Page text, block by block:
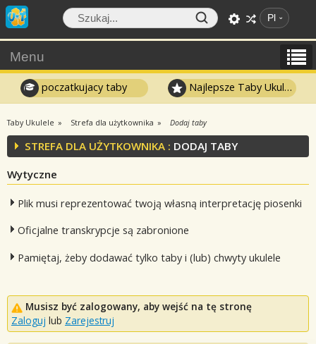
Pl
Menu
poczatkujacy taby Najlepsze Taby Ukulele
Taby Ukulele Strefa dla użytkownika Dodaj taby
STREFA DLA UŻYTKOWNIKA : DODAJ TABY
Wytyczne
Plik musi reprezentować twoją własną interpretację piosenki
Oficjalne transkrypcje są zabronione
Pamiętaj, żeby dodawać tylko taby i (lub) chwyty ukulele
Musisz być zalogowany, aby wejść na tę stronę
Zaloguj lub Zarejestruj